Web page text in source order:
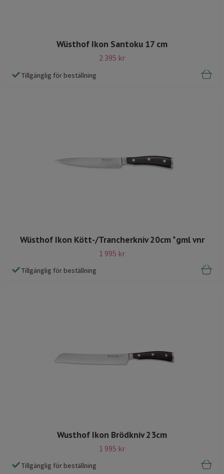
Wüsthof Ikon Santoku 17 cm
2 395 kr
Tillgänglig för beställning
Wüsthof Ikon Kött-/Trancherkniv 20cm *gml vnr
1 995 kr
Tillgänglig för beställning
Wusthof Ikon Brödkniv 23cm
1 995 kr
Tillgänglig för beställning